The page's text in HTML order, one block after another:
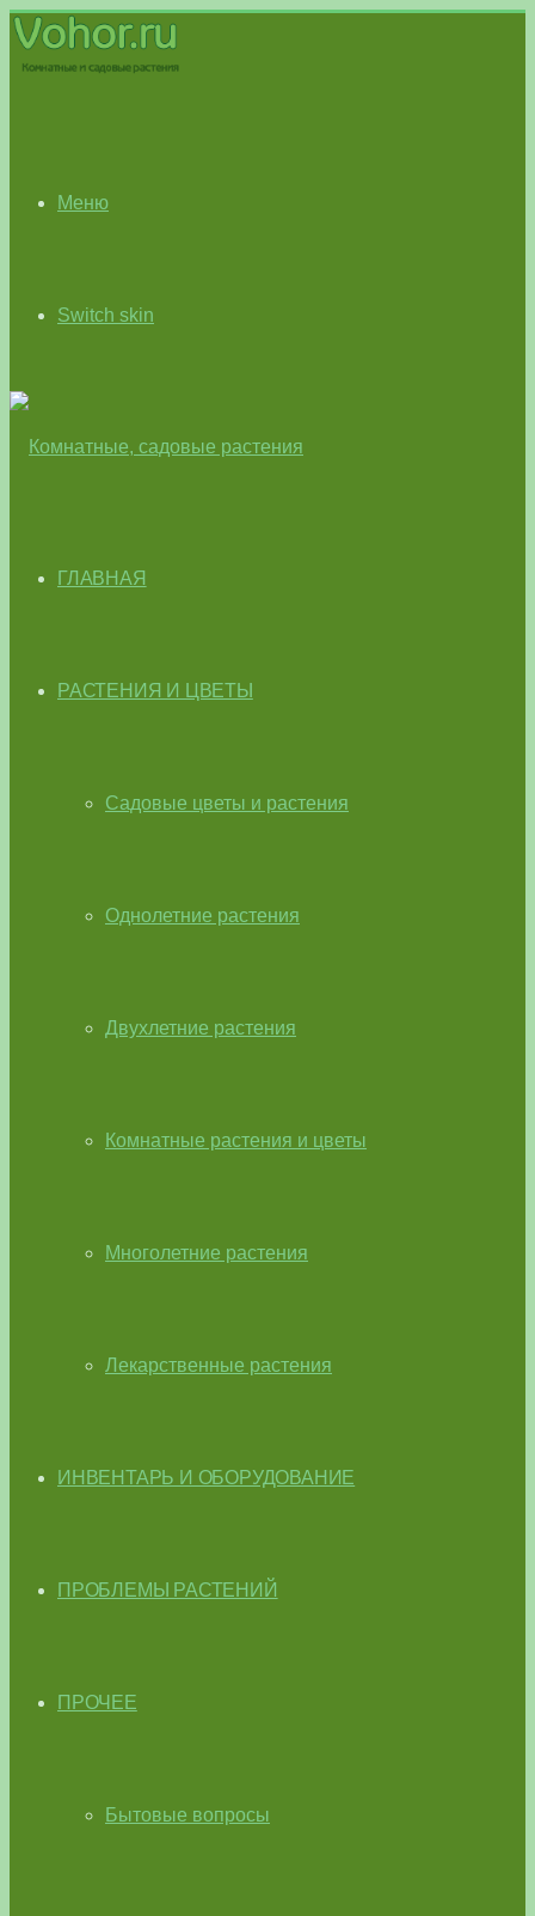
Меню
Switch skin
ГЛАВНАЯ
РАСТЕНИЯ И ЦВЕТЫ
Садовые цветы и растения
Однолетние растения
Двухлетние растения
Комнатные растения и цветы
Многолетние растения
Лекарственные растения
ИНВЕНТАРЬ И ОБОРУДОВАНИЕ
ПРОБЛЕМЫ РАСТЕНИЙ
ПРОЧЕЕ
Бытовые вопросы